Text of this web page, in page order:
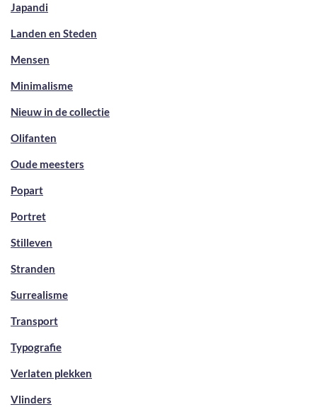
Japandi
Landen en Steden
Mensen
Minimalisme
Nieuw in de collectie
Olifanten
Oude meesters
Popart
Portret
Stilleven
Stranden
Surrealisme
Transport
Typografie
Verlaten plekken
Vlinders